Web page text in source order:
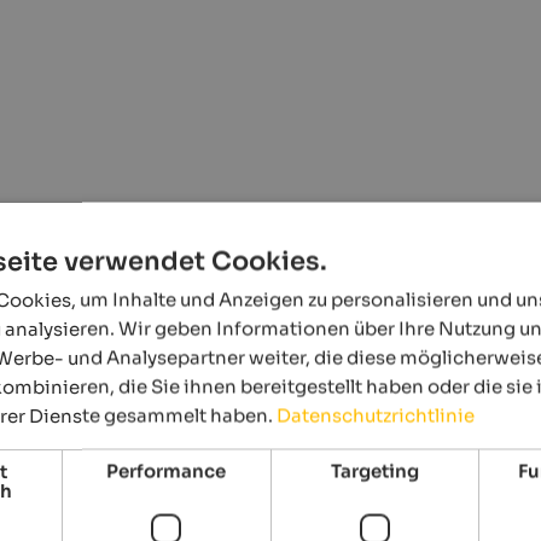
Hochpustertal
Infos zu liefern. Dennoch ist es möglich, dass Events geändert
zu den Daten, Zeiten und Programmen erhalten Sie direkt beim
verwendet Cookies.
um Inhalte und Anzeigen zu personalisieren und
analysieren. Wir geben Informationen über Ihre Nutzung
und Analysepartner weiter, die diese
die Sie ihnen bereitgestellt haben oder die sie
Dienste gesammelt haben. Datenschutzrichtlinie
Performance Targeting